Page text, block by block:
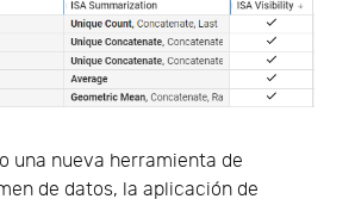
una nueva herramienta de
de datos, la aplicación de